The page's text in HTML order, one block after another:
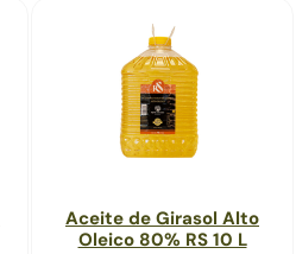
Aceite de Girasol Alto
Oleico 80% RS 10 L